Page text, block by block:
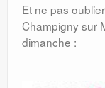
Et ne pas
Champigny sur
dimanche :